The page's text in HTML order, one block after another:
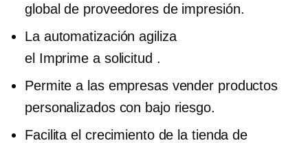
global de proveedores de impresión.
La automatización agiliza
el Imprime a solicitud .
Permite a las empresas vender productos
personalizados con bajo riesgo.
Facilita el crecimiento de la tienda de